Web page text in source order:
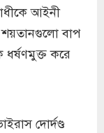
আইনী
শয়তানগুলো বাপ
করে
দোর্দণ্ড